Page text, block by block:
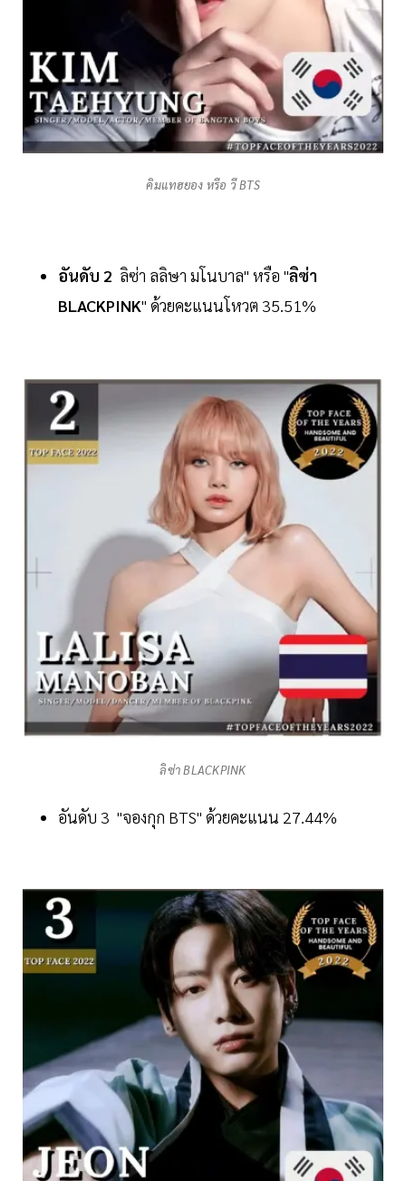
คิมแทฮยอง หรือ วี BTS
อันดับ 2 ลิซ่า ลลิษา มโนบาล" หรือ "ลิซ่า
BLACKPINK" ด้วยคะแนนโหวต 35.51%
ลิซ่า BLACKPINK
อันดับ 3 "จองกุก BTS" ด้วยคะแนน 27.44%